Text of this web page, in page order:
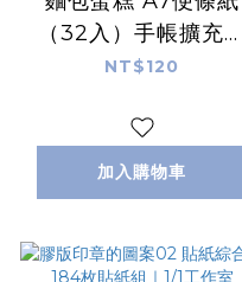
（32入）手帳擴充單
張｜1/1工作室
NT$120
加入購物車